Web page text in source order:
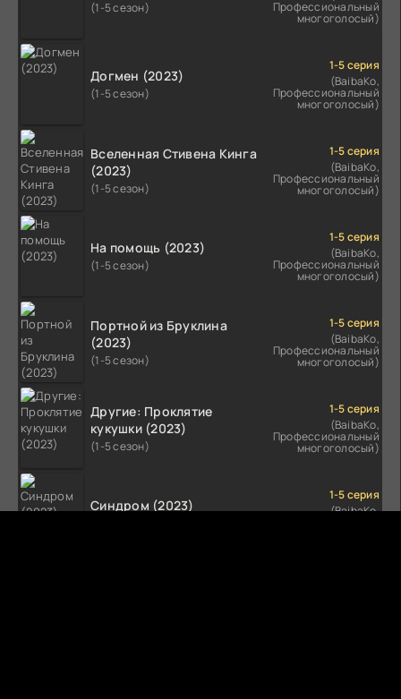
(1-5 сезон) Профессиональный
многоголосый)
Догмен (2023)
(1-5 сезон)
1-5 серия
(BaibaKo,
Профессиональный
многоголосый)
Вселенная Стивена Кинга
(2023)
(1-5 сезон)
1-5 серия
(BaibaKo,
Профессиональный
многоголосый)
На помощь (2023)
(1-5 сезон)
1-5 серия
(BaibaKo,
Профессиональный
многоголосый)
Портной из Бруклина
(2023)
(1-5 сезон)
1-5 серия
(BaibaKo,
Профессиональный
многоголосый)
Другие: Проклятие
кукушки (2023)
(1-5 сезон)
1-5 серия
(BaibaKo,
Профессиональный
многоголосый)
Синдром (2023)
1-5 серия
(BaibaKo,